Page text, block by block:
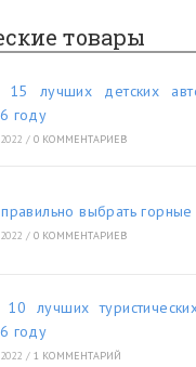
товары
15 лучших детских
году
/ 0 КОММЕНТАРИЕВ
выбрать
/ 0 КОММЕНТАРИЕВ
10 лучших
году
/ 1 КОММЕНТАРИЙ